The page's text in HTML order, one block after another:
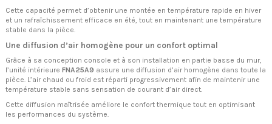
Cette capacité permet d’obtenir une montée en température rapide en hiver
et un rafraîchissement efficace en été, tout en maintenant une température
stable dans la pièce.
Une diffusion d’air homogène pour un confort optimal
Grâce à sa conception console et à son installation en partie basse du mur,
l’unité intérieure FNA25A9 assure une diffusion d’air homogène dans toute la
pièce. L’air chaud ou froid est réparti progressivement afin de maintenir une
température stable sans sensation de courant d’air direct.
Cette diffusion maîtrisée améliore le confort thermique tout en optimisant
les performances du système.